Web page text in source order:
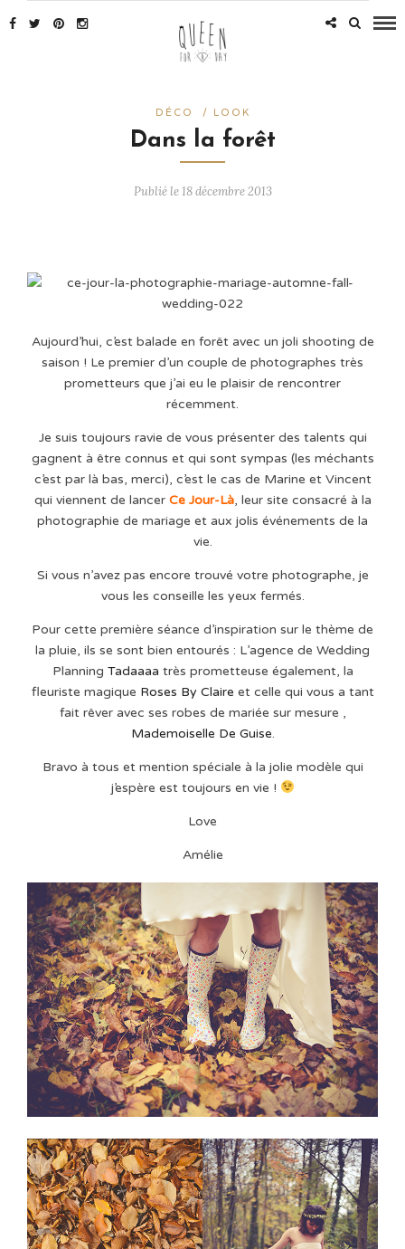
DÉCO / LOOK
Dans la forêt
Publié le 18 décembre 2013
Aujourd’hui, c’est balade en forêt avec un joli shooting de
saison ! Le premier d’un couple de photographes très
prometteurs que j’ai eu le plaisir de rencontrer
récemment.
Je suis toujours ravie de vous présenter des talents qui
gagnent à être connus et qui sont sympas (les méchants
c’est par là bas, merci), c’est le cas de Marine et Vincent
qui viennent de lancer Ce Jour-Là, leur site consacré à la
photographie de mariage et aux jolis événements de la
vie.
Si vous n’avez pas encore trouvé votre photographe, je
vous les conseille les yeux fermés.
Pour cette première séance d’inspiration sur le thème de
la pluie, ils se sont bien entourés : L’agence de Wedding
Planning Tadaaaa très prometteuse également, la
fleuriste magique Roses By Claire et celle qui vous a tant
fait rêver avec ses robes de mariée sur mesure ,
Mademoiselle De Guise.
Bravo à tous et mention spéciale à la jolie modèle qui
j’espère est toujours en vie !
Love
Amélie